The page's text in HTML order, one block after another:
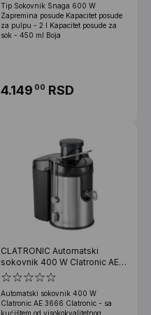
Tip Sokovnik Snaga 600 W
Zapremina posude Kapacitet posude
za pulpu - 2 l Kapacitet posude za
sok - 450 ml Boja
4.149 00 RSD
CLATRONIC Automatski
sokovnik 400 W Clatronic AE
3666
Automatski sokovnik 400 W
Clatronic AE 3666 Clatronic - sa
kućištem od visokokvalitetnog